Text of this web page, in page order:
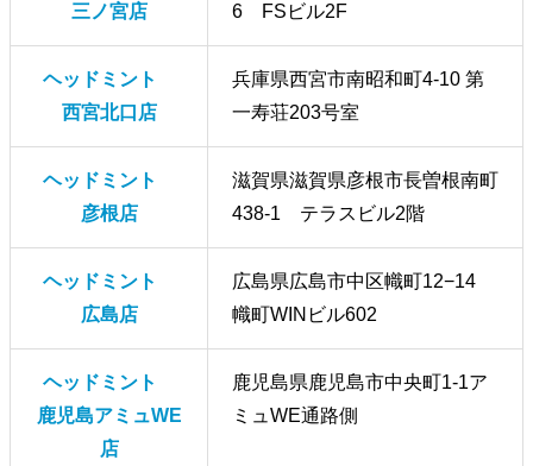
三ノ宮店
6 FSビル2F
ヘッドミント
西宮北口店
兵庫県西宮市南昭和町4-10 第
一寿荘203号室
ヘッドミント
彦根店
滋賀県滋賀県彦根市長曽根南町
438-1 テラスビル2階
ヘッドミント
広島店
広島県広島市中区幟町12−14
幟町WINビル602
ヘッドミント
鹿児島アミュWE
店
鹿児島県鹿児島市中央町1-1ア
ミュWE通路側